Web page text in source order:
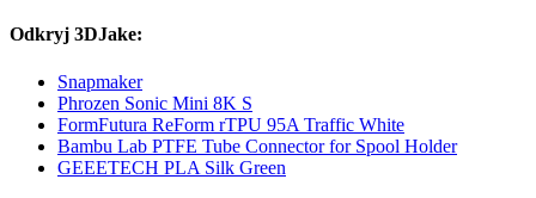
Odkryj 3DJake:
Snapmaker
Phrozen Sonic Mini 8K S
FormFutura ReForm rTPU 95A Traffic White
Bambu Lab PTFE Tube Connector for Spool Holder
GEEETECH PLA Silk Green